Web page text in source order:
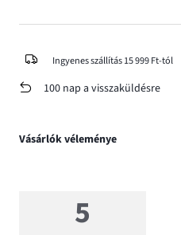
Ingyenes szállítás 15 999 Ft-tól
100 nap a visszaküldésre
Vásárlók véleménye
5